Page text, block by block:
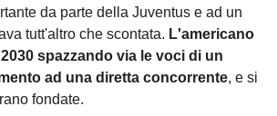
da parte della Juventus e ad un
tutt'altro che scontata. L'americano
spazzando via le voci di un
ad una diretta concorrente, e si
fondate.